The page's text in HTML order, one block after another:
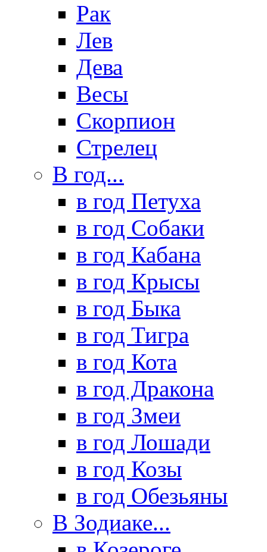
Рак
Лев
Дева
Весы
Скорпион
Стрелец
В год...
в год Петуха
в год Собаки
в год Кабана
в год Крысы
в год Быка
в год Тигра
в год Кота
в год Дракона
в год Змеи
в год Лошади
в год Козы
в год Обезьяны
В Зодиаке...